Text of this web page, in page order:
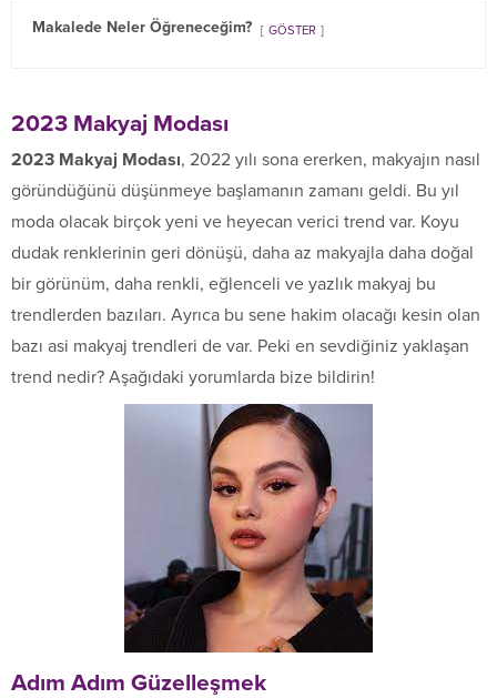
Makalede Neler Öğreneceğim? GÖSTER
2023 Makyaj Modası
2023 Makyaj Modası, 2022 yılı sona ererken, makyajın nasıl
göründüğünü düşünmeye başlamanın zamanı geldi. Bu yıl
moda olacak birçok yeni ve heyecan verici trend var. Koyu
dudak renklerinin geri dönüşü, daha az makyajla daha doğal
bir görünüm, daha renkli, eğlenceli ve yazlık makyaj bu
trendlerden bazıları. Ayrıca bu sene hakim olacağı kesin olan
bazı asi makyaj trendleri de var. Peki en sevdiğiniz yaklaşan
trend nedir? Aşağıdaki yorumlarda bize bildirin!
Adım Adım Güzelleşmek